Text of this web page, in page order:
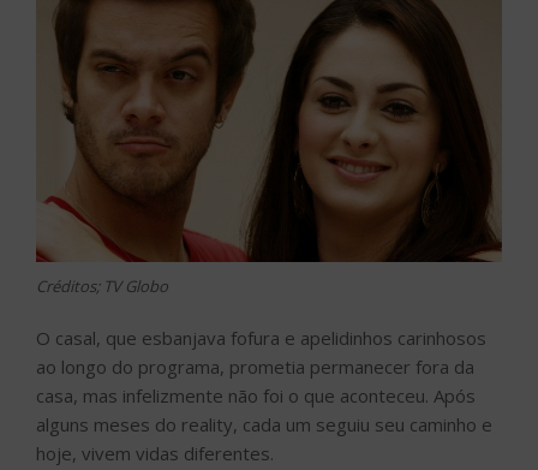
Créditos; TV Globo
O casal, que esbanjava fofura e apelidinhos carinhosos
ao longo do programa, prometia permanecer fora da
casa, mas infelizmente não foi o que aconteceu. Após
alguns meses do reality, cada um seguiu seu caminho e
hoje, vivem vidas diferentes.